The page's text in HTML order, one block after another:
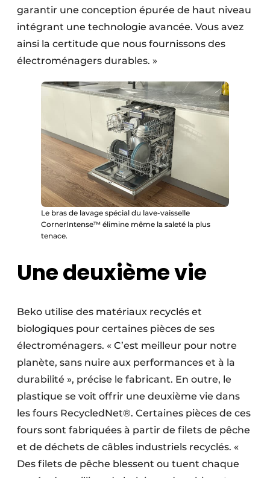
garantir une conception épurée de haut niveau
intégrant une technologie avancée. Vous avez
ainsi la certitude que nous fournissons des
électroménagers durables. »
Le bras de lavage spécial du lave-vaisselle
CornerIntense™ élimine même la saleté la plus
tenace.
Une deuxième vie
Beko utilise des matériaux recyclés et
biologiques pour certaines pièces de ses
électroménagers. « C’est meilleur pour notre
planète, sans nuire aux performances et à la
durabilité », précise le fabricant. En outre, le
plastique se voit offrir une deuxième vie dans
les fours RecycledNet®. Certaines pièces de ces
fours sont fabriquées à partir de filets de pêche
et de déchets de câbles industriels recyclés. «
Des filets de pêche blessent ou tuent chaque